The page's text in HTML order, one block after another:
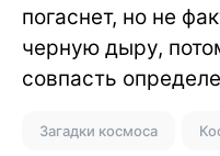
погаснет, но не
черную дыру,
совпасть
Загадки космоса